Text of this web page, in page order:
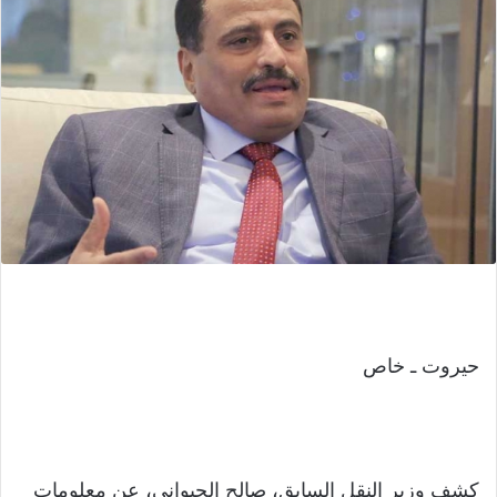
حيروت ـ خاص
كشف وزير النقل السابق، صالح الجبواني، عن معلومات